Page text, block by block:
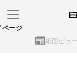
紙面ビュ
ページ